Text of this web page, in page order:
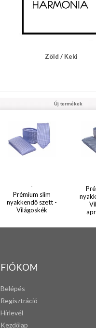
Zöld / Keki
Új termékek
-
Prémium slim
nyakkendő szett -
Világoskék
FIÓKOM
Belépés
Regisztráció
Hírlevél
Kezdőlap